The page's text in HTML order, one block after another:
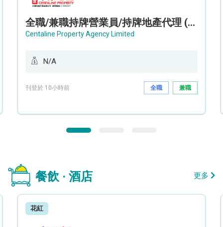
全職/兼職持牌營業員/持牌地產代理 (長沙灣/將軍澳/油塘)
Centaline Property Agency Limited
N/A
刊登於 10小時前 全職 兼職
餐飲 · 酒店 更多
花紅